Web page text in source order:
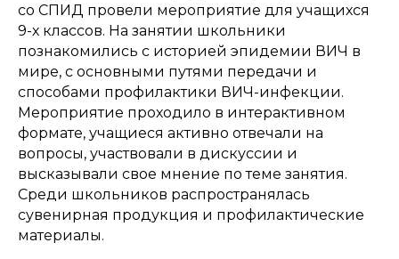
со СПИД провели мероприятие для учащихся
9-х классов. На занятии школьники
познакомились с историей эпидемии ВИЧ в
мире, с основными путями передачи и
способами профилактики ВИЧ-инфекции.
Мероприятие проходило в интерактивном
формате, учащиеся активно отвечали на
вопросы, участвовали в дискуссии и
высказывали свое мнение по теме занятия.
Среди школьников распространялась
сувенирная продукция и профилактические
материалы.